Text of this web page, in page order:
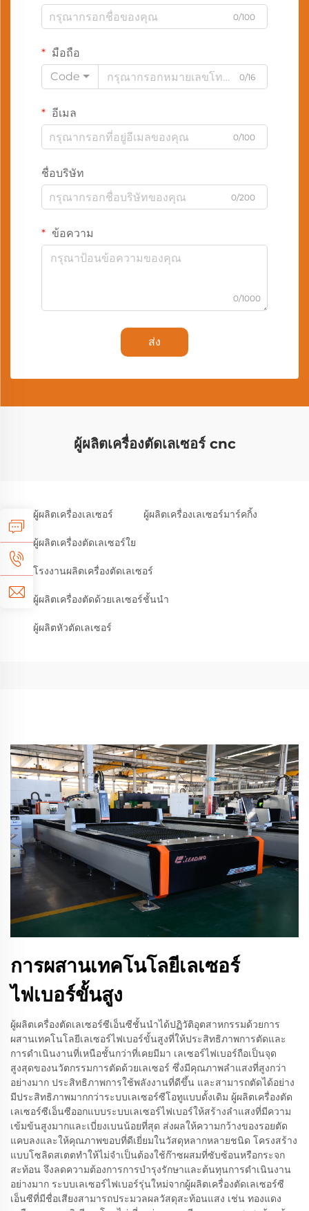
0/100
มือถือ
Code
0/16
อีเมล
0/100
ชื่อบริษัท
0/200
ข้อความ
0/1000
ส่ง
ผู้ผลิตเครื่องตัดเลเซอร์ cnc
ผู้ผลิตเครื่องเลเซอร์ ผู้ผลิตเครื่องเลเซอร์มาร์คกิ้ง
ผู้ผลิตเครื่องตัดเลเซอร์ใย
โรงงานผลิตเครื่องตัดเลเซอร์
ผู้ผลิตเครื่องตัดด้วยเลเซอร์ชั้นนำ
ผู้ผลิตหัวตัดเลเซอร์
การผสานเทคโนโลยีเลเซอร์
ไฟเบอร์ขั้นสูง
ผู้ผลิตเครื่องตัดเลเซอร์ซีเอ็นซีชั้นนำได้ปฏิวัติอุตสาหกรรมด้วยการ
ผสานเทคโนโลยีเลเซอร์ไฟเบอร์ขั้นสูงที่ให้ประสิทธิภาพการตัดและ
การดำเนินงานที่เหนือชั้นกว่าที่เคยมีมา เลเซอร์ไฟเบอร์ถือเป็นจุด
สูงสุดของนวัตกรรมการตัดด้วยเลเซอร์ ซึ่งมีคุณภาพลำแสงที่สูงกว่า
อย่างมาก ประสิทธิภาพการใช้พลังงานที่ดีขึ้น และสามารถตัดได้อย่าง
มีประสิทธิภาพมากกว่าระบบเลเซอร์ซีโอทูแบบดั้งเดิม ผู้ผลิตเครื่องตัด
เลเซอร์ซีเอ็นซีออกแบบระบบเลเซอร์ไฟเบอร์ให้สร้างลำแสงที่มีความ
เข้มข้นสูงมากและเบี่ยงเบนน้อยที่สุด ส่งผลให้ความกว้างของรอยตัด
แคบลงและให้คุณภาพขอบที่ดีเยี่ยมในวัสดุหลากหลายชนิด โครงสร้าง
แบบโซลิดสเตตทำให้ไม่จำเป็นต้องใช้ก๊าซผสมที่ซับซ้อนหรือกระจก
สะท้อน จึงลดความต้องการการบำรุงรักษาและต้นทุนการดำเนินงาน
อย่างมาก ระบบเลเซอร์ไฟเบอร์รุ่นใหม่จากผู้ผลิตเครื่องตัดเลเซอร์ซี
เอ็นซีที่มีชื่อเสียงสามารถประมวลผลวัสดุสะท้อนแสง เช่น ทองแดง